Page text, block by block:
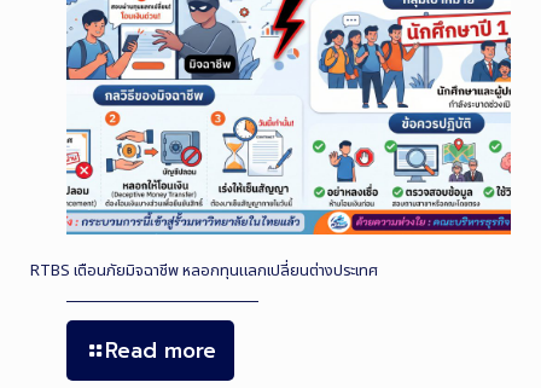
RTBS เตือนภัยมิจฉาชีพ หลอกทุนแลกเปลี่ยนต่างประเทศ
Read more